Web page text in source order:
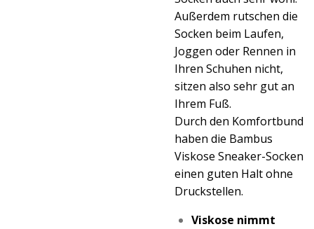
Außerdem rutschen die
Socken beim Laufen,
Joggen oder Rennen in
Ihren Schuhen nicht,
sitzen also sehr gut an
Ihrem Fuß.
Durch den Komfortbund
haben die Bambus
Viskose Sneaker-Socken
einen guten Halt ohne
Druckstellen.
Viskose nimmt